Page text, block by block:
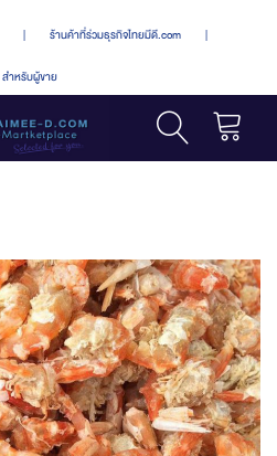
| ร้านค้าที่ร่วมธุรกิจไทยมีดี.com |
สำหรับผู้ขาย